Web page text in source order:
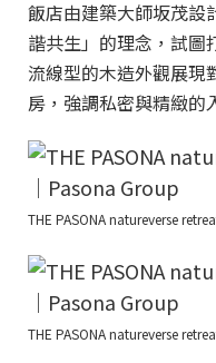
飯店由建築大師坂茂設
諧共生」的理念，試圖
流線型的木造外觀展現
房，強調私密與精緻的
THE PASONA natureverse
THE PASONA natureverse